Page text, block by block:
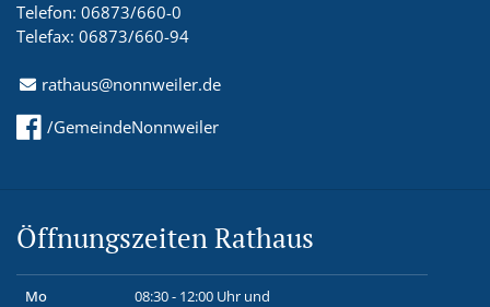
Telefon: 06873/660-0
Telefax: 06873/660-94
rathaus@nonnweiler.de
/GemeindeNonnweiler
Öffnungszeiten Rathaus
Mo 08:30 - 12:00 Uhr und